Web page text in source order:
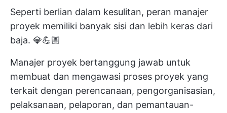
Seperti berlian dalam kesulitan, peran manajer
proyek memiliki banyak sisi dan lebih keras dari
baja. 💎💪🏼
Manajer proyek bertanggung jawab untuk
membuat dan mengawasi proses proyek yang
terkait dengan perencanaan, pengorganisasian,
pelaksanaan, pelaporan, dan pemantauan-